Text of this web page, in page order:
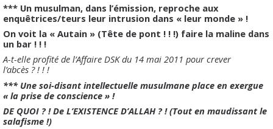
*** Un musulman, dans l’émission, reproche aux
enquêtrices/teurs leur intrusion dans « leur monde » !
On voit la « Autain » (Tête de pont ! ! !) faire la maline dans
un bar ! ! !
A-t-elle profité de l’Affaire DSK du 14 mai 2011 pour crever
l’abcès ? ! ! !
*** Une soi-disant intellectuelle musulmane place en exergue
« la prise de conscience » !
DE QUOI ? ! De L’EXISTENCE D’ALLAH ? ! (Tout en maudissant le
salafisme !)